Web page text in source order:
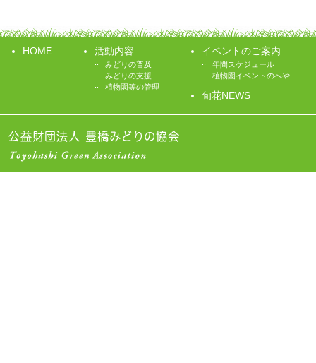
HOME 活動内容
みどりの普及
みどりの支援
植物園等の管理
イベントのご案内
年間スケジュール
植物園イベントのへや
旬花NEWS